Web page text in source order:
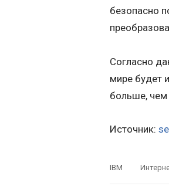
безопасно
Согласно
мире будет
больше, чем
Источник:
IBM